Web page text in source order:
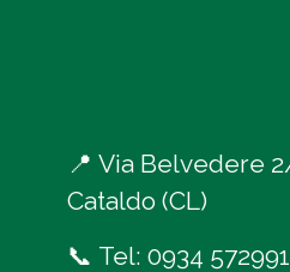
📍 Via Belvedere
Cataldo (CL)
📞 Tel: 0934 572991